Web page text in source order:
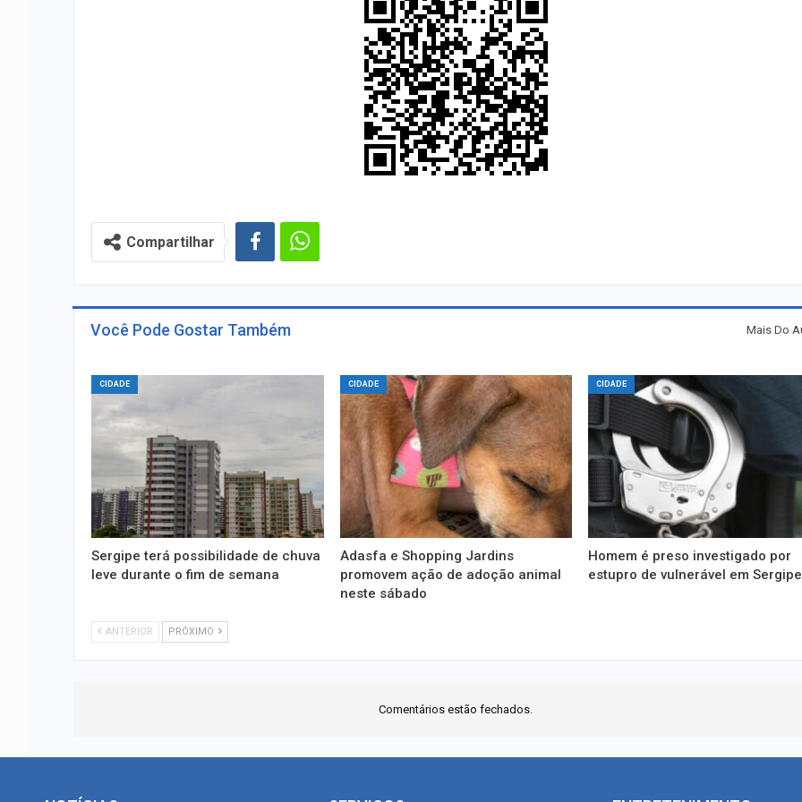
Compartilhar
Você Pode Gostar Também Mais Do
CIDADE
Sergipe terá possibilidade de chuva
leve durante o fim de semana
CIDADE
Adasfa e Shopping Jardins
promovem ação de adoção animal
neste sábado
CIDADE
Homem é preso investigado por
estupro de vulnerável em Sergipe
ANTERIOR PRÓXIMO
Comentários estão fechados.